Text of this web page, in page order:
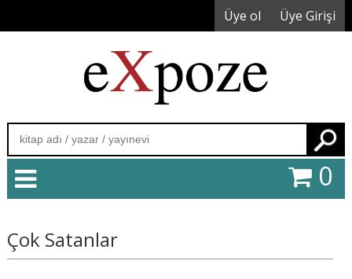
Üye ol Üye Girişi
0
Çok Satanlar